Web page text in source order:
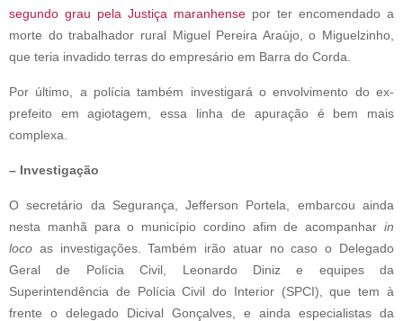
segundo grau pela Justiça maranhense por ter encomendado a
morte do trabalhador rural Miguel Pereira Araújo, o Miguelzinho,
que teria invadido terras do empresário em Barra do Corda.
Por último, a polícia também investigará o envolvimento do ex-
prefeito em agiotagem, essa linha de apuração é bem mais
complexa.
– Investigação
O secretário da Segurança, Jefferson Portela, embarcou ainda
nesta manhã para o município cordino afim de acompanhar in
loco as investigações. Também irão atuar no caso o Delegado
Geral de Polícia Civil, Leonardo Diniz e equipes da
Superintendência de Polícia Civil do Interior (SPCI), que tem à
frente o delegado Dicival Gonçalves, e ainda especialistas da